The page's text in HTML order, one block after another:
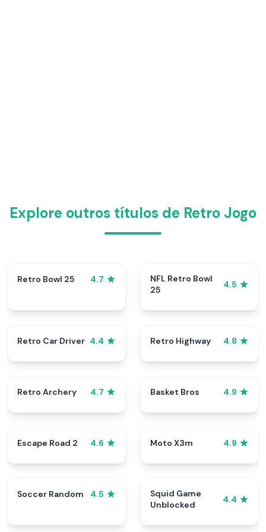
Explore outros títulos de Retro Jogo
Retro Bowl 25 4.7
NFL Retro Bowl
25
4.5
Retro Car Driver 4.4 Retro Highway 4.8
Retro Archery 4.7 Basket Bros 4.9
Escape Road 2 4.6 Moto X3m 4.9
Soccer Random 4.5
Squid Game
Unblocked
4.4